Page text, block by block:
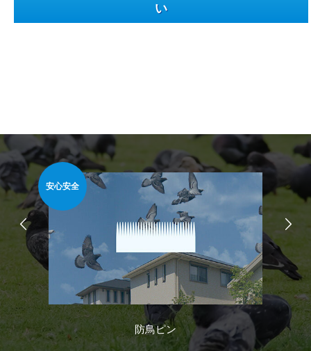
い
安心安全
防鳥ピン